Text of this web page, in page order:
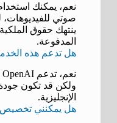
نعم، يمكنك
صوتي
ينتهك حقوق
المدفوعة.
هل تدعم هذه
ولكن قد تكون جودة
الإنجليزية.
هل يمكنني